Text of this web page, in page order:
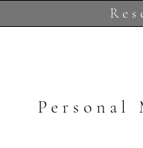
​Personal